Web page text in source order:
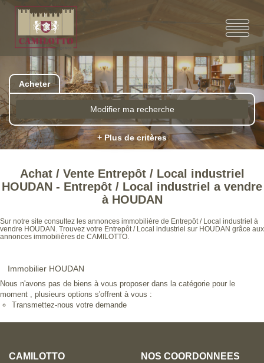
Acheter
Modifier ma recherche
+ Plus de critères
Achat / Vente Entrepôt / Local industriel
HOUDAN - Entrepôt / Local industriel a vendre
à HOUDAN
Sur notre site consultez les annonces immobilière de Entrepôt / Local industriel à
vendre HOUDAN. Trouvez votre Entrepôt / Local industriel sur HOUDAN grâce aux
annonces immobilières de CAMILOTTO.
Immobilier HOUDAN
Nous n'avons pas de biens à vous proposer dans la catégorie pour le
moment , plusieurs options s'offrent à vous :
Transmettez-nous votre demande
CAMILOTTO NOS COORDONNÉES